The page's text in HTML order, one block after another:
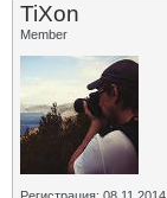
TiXon
Member